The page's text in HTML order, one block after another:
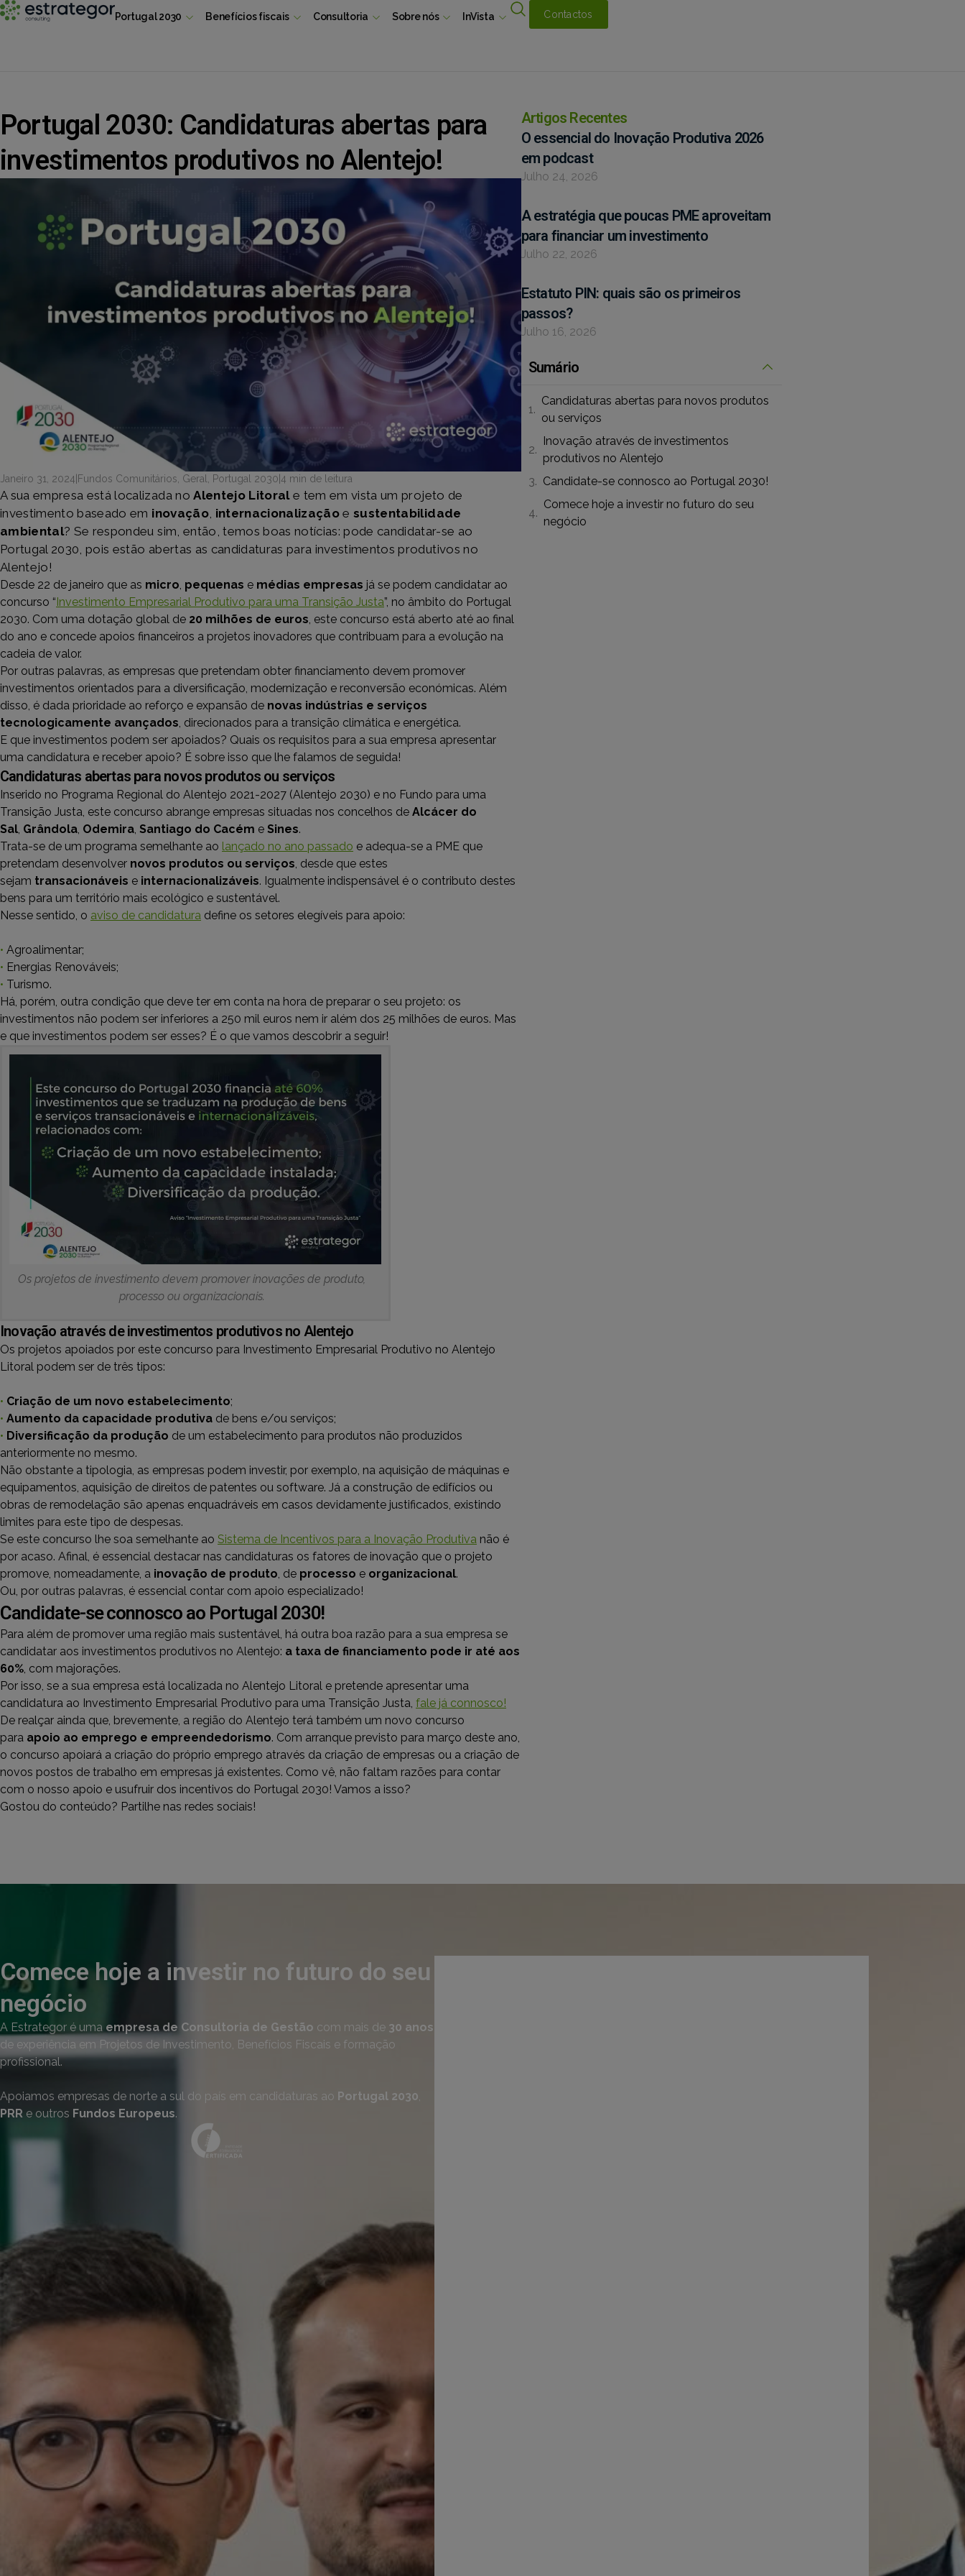
Portugal 2030 Benefícios fiscais Consultoria Sobre nós InVista Contactos
Portugal 2030: Candidaturas abertas para
investimentos produtivos no Alentejo!
Janeiro 31, 2024 Fundos Comunitários, Geral, Portugal 2030 4 min de leitura
A sua empresa está localizada noAlentejo Litorale tem em vista um projeto de
investimento baseado em inovação, internacionalização esustentabilidade
ambiental? Se respondeu sim, então, temos boas notícias: pode candidatar-se ao
Portugal 2030, pois estão abertas as candidaturas para investimentos produtivos no
Alentejo!
Desde 22 de janeiro que as micro, pequenas e médias empresas já se podem candidatar ao
concurso “ Investimento Empresarial Produtivo para uma Transição Justa”, no âmbito do Portugal
2030. Com uma dotação global de 20 milhões de euros, este concurso está aberto até ao final
do ano e concede apoios financeiros a projetos inovadores que contribuam para a evolução na
cadeia de valor.
Por outras palavras, as empresas que pretendam obter financiamento devem promover
investimentos orientados para a diversificação, modernização e reconversão económicas. Além
disso, é dada prioridade ao reforço e expansão de novas indústrias e serviços
tecnologicamente avançados, direcionados para a transição climática e energética.
E que investimentos podem ser apoiados? Quais os requisitos para a sua empresa apresentar
uma candidatura e receber apoio? É sobre isso que lhe falamos de seguida!
Candidaturas abertas para novos produtos ou serviços
Inserido no Programa Regional do Alentejo 2021-2027 (Alentejo 2030) e no Fundo para uma
Transição Justa, este concurso abrange empresas situadas nos concelhos de Alcácer do
Sal, Grândola, Odemira, Santiago do Cacém e Sines.
Trata-se de um programa semelhante ao lançado no ano passado e adequa-se a PME que
pretendam desenvolver novos produtos ou serviços, desde que estes
sejam transacionáveis e internacionalizáveis. Igualmente indispensável é o contributo destes
bens para um território mais ecológico e sustentável.
Nesse sentido, o aviso de candidatura define os setores elegíveis para apoio:
• Agroalimentar;
• Energias Renováveis;
• Turismo.
Há, porém, outra condição que deve ter em conta na hora de preparar o seu projeto: os
investimentos não podem ser inferiores a 250 mil euros nem ir além dos 25 milhões de euros. Mas
e que investimentos podem ser esses? É o que vamos descobrir a seguir!
Os projetos de investimento devem promover inovações de produto,
processo ou organizacionais.
Inovação através de investimentos produtivos no Alentejo
Os projetos apoiados por este concurso para Investimento Empresarial Produtivo no Alentejo
Litoral podem ser de três tipos:
• Criação de um novo estabelecimento;
• Aumento da capacidade produtiva de bens e/ou serviços;
• Diversificação da produção de um estabelecimento para produtos não produzidos
anteriormente no mesmo.
Não obstante a tipologia, as empresas podem investir, por exemplo, na aquisição de máquinas e
equipamentos, aquisição de direitos de patentes ou software. Já a construção de edifícios ou
obras de remodelação são apenas enquadráveis em casos devidamente justificados, existindo
limites para este tipo de despesas.
Se este concurso lhe soa semelhante ao Sistema de Incentivos para a Inovação Produtiva não é
por acaso. Afinal, é essencial destacar nas candidaturas os fatores de inovação que o projeto
promove, nomeadamente, a inovação de produto , de processo e organizacional.
Ou, por outras palavras, é essencial contar com apoio especializado!
Candidate-se connosco ao Portugal 2030!
Para além de promover uma região mais sustentável, há outra boa razão para a sua empresa se
candidatar aos investimentos produtivos no Alentejo: a taxa de financiamento pode ir até aos
60% , com majorações.
Por isso, se a sua empresa está localizada no Alentejo Litoral e pretende apresentar uma
candidatura ao Investimento Empresarial Produtivo para uma Transição Justa, fale já connosco!
De realçar ainda que, brevemente, a região do Alentejo terá também um novo concurso
para apoio ao emprego e empreendedorismo. Com arranque previsto para março deste ano,
o concurso apoiará a criação do próprio emprego através da criação de empresas ou a criação de
novos postos de trabalho em empresas já existentes. Como vê, não faltam razões para contar
com o nosso apoio e usufruir dos incentivos do Portugal 2030! Vamos a isso?
Gostou do conteúdo? Partilhe nas redes sociais!
Artigos Recentes
O essencial do Inovação Produtiva 2026
em podcast
Julho 24, 2026
A estratégia que poucas PME aproveitam
para financiar um investimento
Julho 22, 2026
Estatuto PIN: quais são os primeiros
passos?
Julho 16, 2026
Sumário
Candidaturas abertas para novos produtos
ou serviços
Inovação através de investimentos
produtivos no Alentejo
Candidate-se connosco ao Portugal 2030!
Comece hoje a investir no futuro do seu
negócio
Comece hoje a investir no futuro do seu
negócio
A Estrategor é uma empresa de Consultoria de Gestão com mais de 30 anos
de experiência em Projetos de Investimento, Benefícios Fiscais e formação
profissional.
Apoiamos empresas de norte a sul do país em candidaturas ao Portugal 2030
PRR e outros Fundos Europeus.